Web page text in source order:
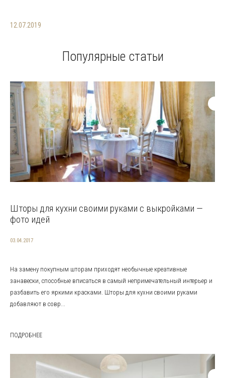
12.07.2019
Популярные статьи
Шторы для кухни своими руками с выкройками —
фото идей
03.04.2017
На замену покупным шторам приходят необычные креативные
занавески, способные вписаться в самый непримечательный интерьер и
разбавить его яркими красками. Шторы для кухни своими руками
добавляют в совр...
ПОДРОБНЕЕ